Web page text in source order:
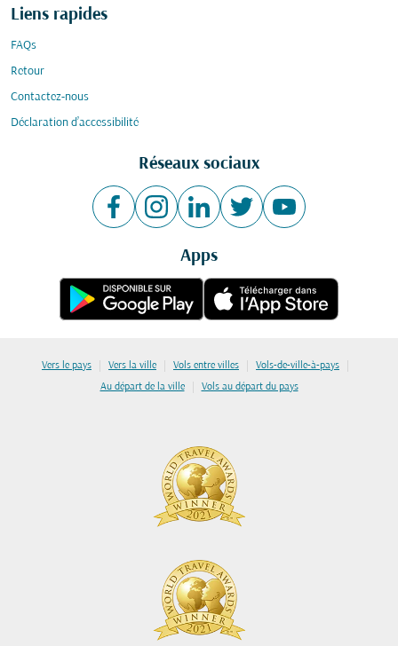
Liens rapides
FAQs
Retour
Contactez-nous
Déclaration d’accessibilité
Réseaux sociaux
Apps
Vers le pays | Vers la ville | Vols entre villes | Vols-de-ville-à-pays |
Au départ de la ville | Vols au départ du pays